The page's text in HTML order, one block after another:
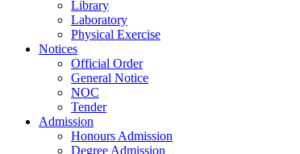
Library
Laboratory
Physical Exercise
Notices
Official Order
General Notice
NOC
Tender
Admission
Honours Admission
Degree Admission